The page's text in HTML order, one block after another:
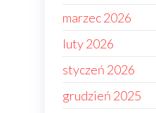
marzec 2026
luty 2026
styczeń 2026
grudzień 2025